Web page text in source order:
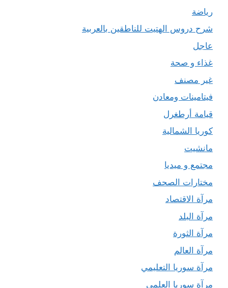
رياضة
شرح دروس الهتيت للناطقين بالعربية
عاجل
غذاء و صحة
غير مصنف
فيتامينات ومعادن
قيامة أرطغرل
كوريا الشمالية
مانشيت
مجتمع و ميديا
مختارات الصحف
مرآة الاقتصاد
مرآة البلد
مرآة الثورة
مرآة العالم
مرآة سوريا التعليمي
مرآة سوريا العلمي